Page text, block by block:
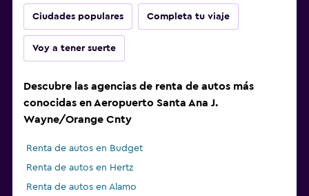
Ciudades populares Completa tu viaje
Voy a tener suerte
Descubre las agencias de renta de autos más
conocidas en Aeropuerto Santa Ana J.
Wayne/Orange Cnty
Renta de autos en Budget
Renta de autos en Hertz
Renta de autos en Alamo